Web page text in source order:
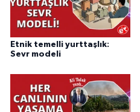
Etnik temelli yurttaşlık:
Sevr modeli